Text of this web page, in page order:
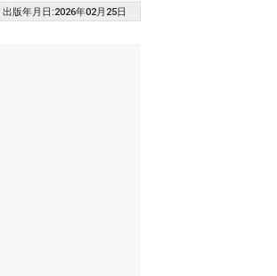
出版年月日:2026年02月25日